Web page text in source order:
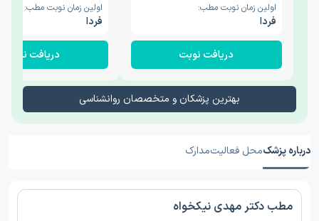
اولین زمان نوبت مطب:
فردا
دریافت نوبت
اولین زمان نوبت مطب:
فردا
دریافت نوبت
بهترین پزشکان و متخصصان روانشناسی
درباره پزشکمحل فعالیتمدارک
مطب دکتر مهدی نیکخواه